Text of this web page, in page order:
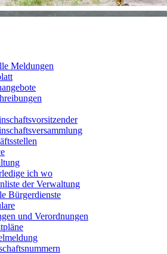
Meldungen
ich wo
der Verwaltung
Bürgerdienste
und Verordnungen